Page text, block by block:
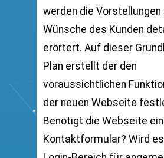
werden die Vorstellungen
Wünsche des Kunden
erörtert. Auf dieser
Plan erstellt der den
voraussichtlichen
der neuen Webseite
Benötigt die Webseite ein
Kontaktformular? Wird